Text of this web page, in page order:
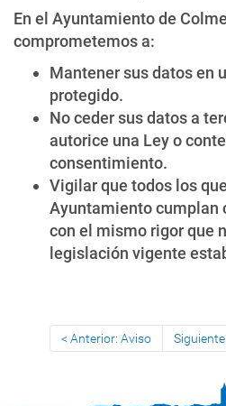
En el Ayuntamiento de
comprometemos a:
Mantener sus datos en
protegido.
No ceder sus datos a
autorice una Ley o
consentimiento.
Vigilar que todos los
Ayuntamiento cumplan
con el mismo rigor que
legislación vigente
Anterior: Aviso